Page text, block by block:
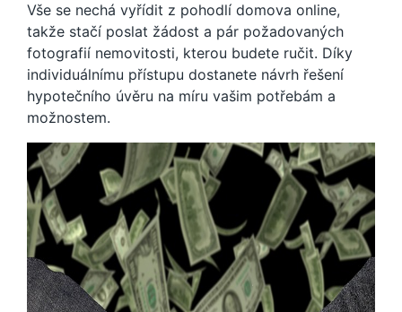
Vše se nechá vyřídit z pohodlí domova online,
takže stačí poslat žádost a pár požadovaných
fotografií nemovitosti, kterou budete ručit. Díky
individuálnímu přístupu dostanete návrh řešení
hypotečního úvěru na míru vašim potřebám a
možnostem.